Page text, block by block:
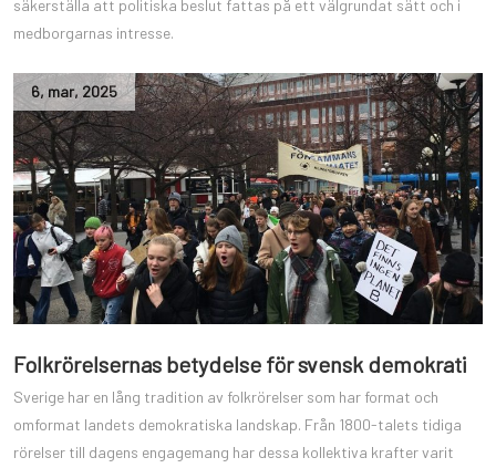
säkerställa att politiska beslut fattas på ett välgrundat sätt och i
medborgarnas intresse.
6,mar,2025
Folkrörelsernas betydelse för svensk demokrati
Sverige har en lång tradition av folkrörelser som har format och
omformat landets demokratiska landskap. Från 1800-talets tidiga
rörelser till dagens engagemang har dessa kollektiva krafter varit